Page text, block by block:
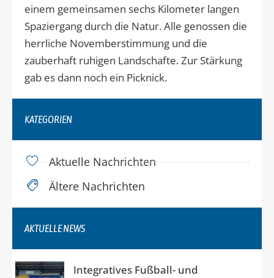
einem gemeinsamen sechs Kilometer langen
Spaziergang durch die Natur. Alle genossen die
herrliche Novemberstimmung und die
zauberhaft ruhigen Landschafte. Zur Stärkung
gab es dann noch ein Picknick.
KATEGORIEN
Aktuelle Nachrichten
Ältere Nachrichten
AKTUELLE NEWS
Integratives Fußball- und